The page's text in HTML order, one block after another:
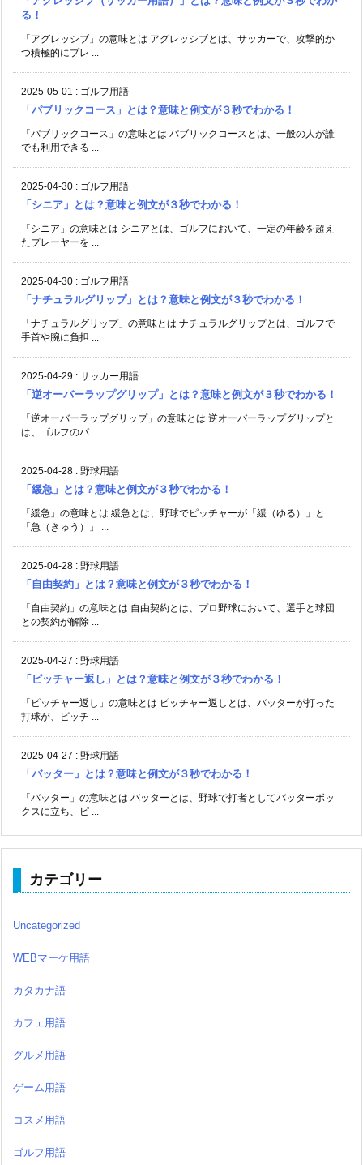
る！
「アグレッシブ」の意味とは アグレッシブとは、サッカーで、攻撃的か
つ積極的にプレ ...
2025-05-01 : ゴルフ用語
「パブリックコース」とは？意味と例文が３秒でわかる！
「パブリックコース」の意味とは パブリックコースとは、一般の人が誰
でも利用できる ...
2025-04-30 : ゴルフ用語
「シニア」とは？意味と例文が３秒でわかる！
「シニア」の意味とは シニアとは、ゴルフにおいて、一定の年齢を超え
たプレーヤーを ...
2025-04-30 : ゴルフ用語
「ナチュラルグリップ」とは？意味と例文が３秒でわかる！
「ナチュラルグリップ」の意味とは ナチュラルグリップとは、ゴルフで
手首や腕に負担 ...
2025-04-29 : サッカー用語
「逆オーバーラップグリップ」とは？意味と例文が３秒でわかる！
「逆オーバーラップグリップ」の意味とは 逆オーバーラップグリップと
は、ゴルフのパ ...
2025-04-28 : 野球用語
「緩急」とは？意味と例文が３秒でわかる！
「緩急」の意味とは 緩急とは、野球でピッチャーが「緩（ゆる）」と
「急（きゅう）」 ...
2025-04-28 : 野球用語
「自由契約」とは？意味と例文が３秒でわかる！
「自由契約」の意味とは 自由契約とは、プロ野球において、選手と球団
との契約が解除 ...
2025-04-27 : 野球用語
「ピッチャー返し」とは？意味と例文が３秒でわかる！
「ピッチャー返し」の意味とは ピッチャー返しとは、バッターが打った
打球が、ピッチ ...
2025-04-27 : 野球用語
「バッター」とは？意味と例文が３秒でわかる！
「バッター」の意味とは バッターとは、野球で打者としてバッターボッ
クスに立ち、ピ ...
カテゴリー
Uncategorized
WEBマーケ用語
カタカナ語
カフェ用語
グルメ用語
ゲーム用語
コスメ用語
ゴルフ用語